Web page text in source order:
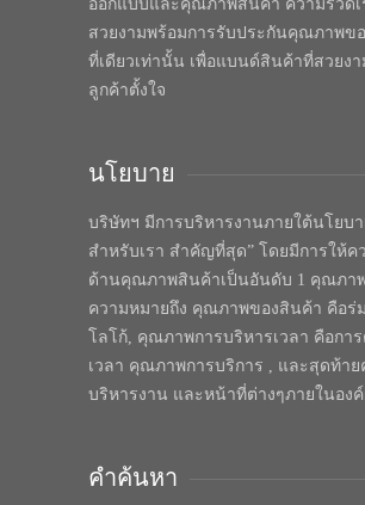
ออกแบบและคุณภาพสินค้า ความรวดเ
สวยงามพร้อมการรับประกันคุณภาพข
ที่เดียวเท่านั้น เพื่อแบนด์สินค้าที่สวยง
ลูกค้าตั้งใจ
นโยบาย
บริษัทฯ มีการบริหารงานภายใต้นโยบ
สำหรับเรา สำคัญที่สุด” โดยมีการให้
ด้านคุณภาพสินค้าเป็นอันดับ 1 คุณภา
ความหมายถึง คุณภาพของสินค้า คือ
โลโก้, คุณภาพการบริหารเวลา คือการ
เวลา คุณภาพการบริการ , และสุดท้า
บริหารงาน และหน้าที่ต่างๆภายในองค์
คำค้นหา